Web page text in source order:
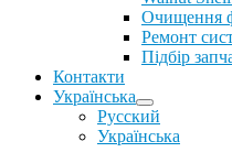
Очищення
Ремонт
Підбір
Контакти
Українська
Русский
Українська